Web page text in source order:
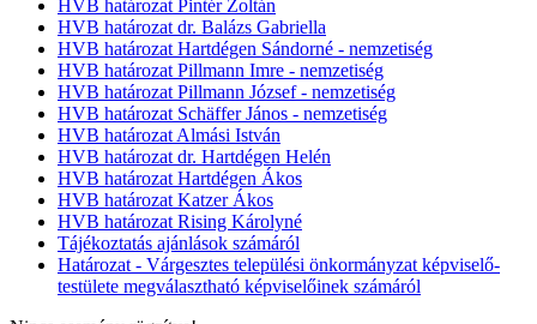
HVB határozat Pintér Zoltán
HVB határozat dr. Balázs Gabriella
HVB határozat Hartdégen Sándorné - nemzetiség
HVB határozat Pillmann Imre - nemzetiség
HVB határozat Pillmann József - nemzetiség
HVB határozat Schäffer János - nemzetiség
HVB határozat Almási István
HVB határozat dr. Hartdégen Helén
HVB határozat Hartdégen Ákos
HVB határozat Katzer Ákos
HVB határozat Rising Károlyné
Tájékoztatás ajánlások számáról
Határozat - Várgesztes települési önkormányzat képviselő-
testülete megválasztható képviselőinek számáról